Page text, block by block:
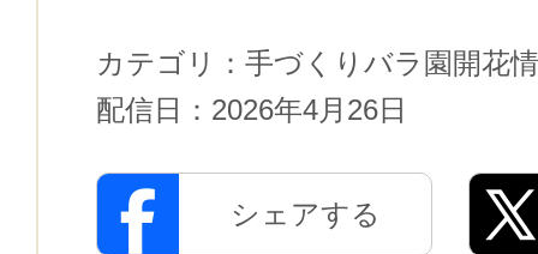
カテゴリ： 手づくりバラ園開花
配信日： 2026年4月26日
シェアする